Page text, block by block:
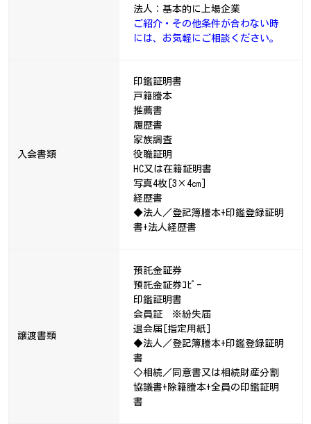
法人：基本的に上場企業
ご紹介・その他条件が合わない時
には、お気軽にご相談ください。
入会書類
印鑑証明書
戸籍謄本
推薦書
履歴書
家族調査
役職証明
HC又は在籍証明書
写真4枚[3×4㎝]
経歴書
◆法人／登記簿謄本+印鑑登録証明
書+法人経歴書
譲渡書類
預託金証券
預託金証券ｺﾋﾟｰ
印鑑証明書
会員証 ※紛失届
退会届[指定用紙]
◆法人／登記簿謄本+印鑑登録証明
書
◇相続／同意書又は相続財産分割
協議書+除籍謄本+全員の印鑑証明
書